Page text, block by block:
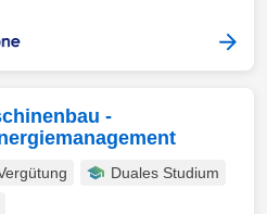
-
Duales Studium